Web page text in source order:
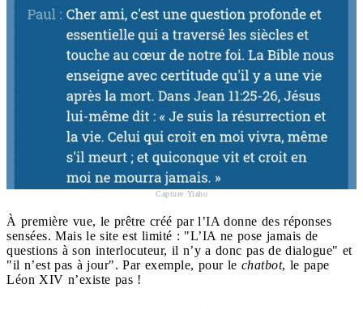
Capture Yiaho
À première vue, le prêtre créé par l’IA donne des réponses
sensées. Mais le site est limité : "L’IA ne pose jamais de
questions à son interlocuteur, il n’y a donc pas de dialogue" et
"il n’est pas à jour". Par exemple, pour le chatbot, le pape
Léon XIV n’existe pas !